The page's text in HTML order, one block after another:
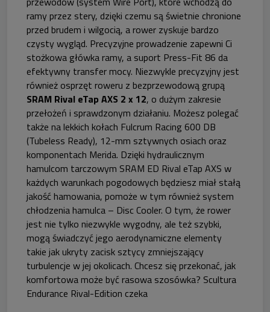
ramy przez stery, dzięki czemu są świetnie chronione
przed brudem i wilgocią, a rower zyskuje bardzo
czysty wygląd. Precyzyjne prowadzenie zapewni Ci
stożkowa główka ramy, a suport Press-Fit 86 da
efektywny transfer mocy. Niezwykle precyzyjny jest
również osprzęt roweru z bezprzewodową grupą
SRAM Rival eTap AXS 2 x 12, o dużym zakresie
przełożeń i sprawdzonym działaniu. Możesz polegać
także na lekkich kołach Fulcrum Racing 600 DB
(Tubeless Ready), 12-mm sztywnych osiach oraz
komponentach Merida. Dzięki hydraulicznym
hamulcom tarczowym SRAM ED Rival eTap AXS w
każdych warunkach pogodowych będziesz miał stałą
jakość hamowania, pomoże w tym również system
chłodzenia hamulca – Disc Cooler. O tym, że rower
jest nie tylko niezwykle wygodny, ale też szybki,
mogą świadczyć jego aerodynamiczne elementy
takie jak ukryty zacisk sztycy zmniejszający
turbulencje w jej okolicach. Chcesz się przekonać, jak
komfortowa może być rasowa szosówka? Scultura
Endurance Rival-Edition czeka